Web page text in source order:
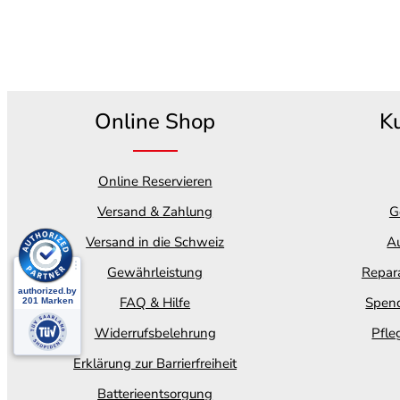
Online Shop
Online Reservieren
Versand & Zahlung
Versand in die Schweiz
Gewährleistung
FAQ & Hilfe
Widerrufsbelehrung
Erklärung zur Barrierfreiheit
Batterieentsorgung